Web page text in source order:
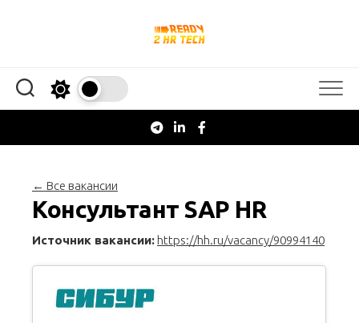
← Все вакансии
Консультант SAP HR
Источник вакансии: https://hh.ru/vacancy/90994140